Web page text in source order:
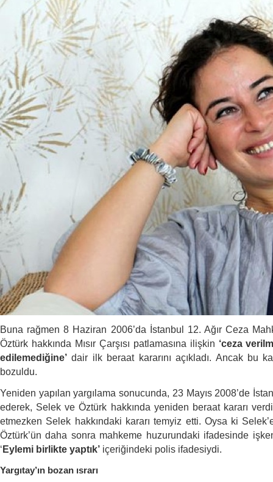
Buna rağmen 8 Haziran 2006’da İstanbul 12. Ağır Ceza
Öztürk hakkında Mısır Çarşısı patlamasına ilişkin ‘ceza
edilemediğine’ dair ilk beraat kararını açıkladı. Ancak bu
bozuldu.
Yeniden yapılan yargılama sonucunda, 23 Mayıs 2008’de
ederek, Selek ve Öztürk hakkında yeniden beraat kararı
etmezken Selek hakkındaki kararı temyiz etti. Oysa ki
Öztürk’ün daha sonra mahkeme huzurundaki ifadesinde
‘ Eylemi birlikte yaptık’ içeriğindeki polis ifadesiydi.
Yargıtay’ın bozan ısrarı